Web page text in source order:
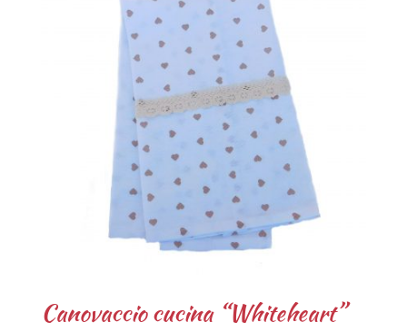
Canovaccio cucina “Whiteheart”